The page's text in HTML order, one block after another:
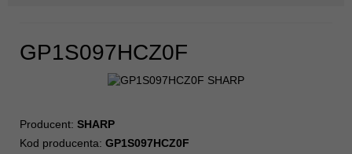
GP1S097HCZ0F
Producent: SHARP
Kod producenta: GP1S097HCZ0F